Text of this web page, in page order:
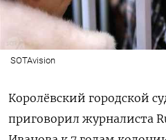
SOTAvision
Королёвский городской
приговорил журналиста